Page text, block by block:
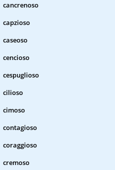
cancrenoso
capzioso
caseoso
cencioso
cespuglioso
cilioso
cimoso
contagioso
coraggioso
cremoso